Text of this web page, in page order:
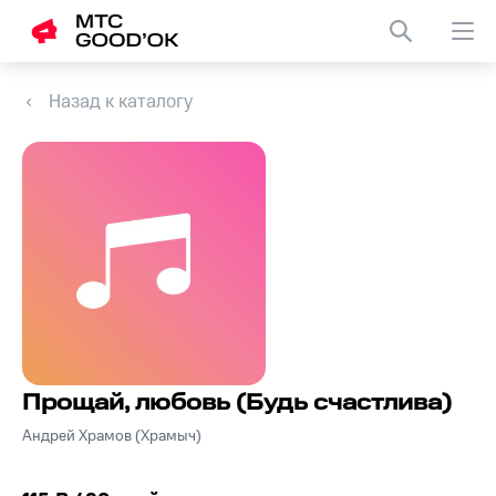
Назад к каталогу
Прощай, любовь (Будь счастлива)
Андрей Храмов (Храмыч)